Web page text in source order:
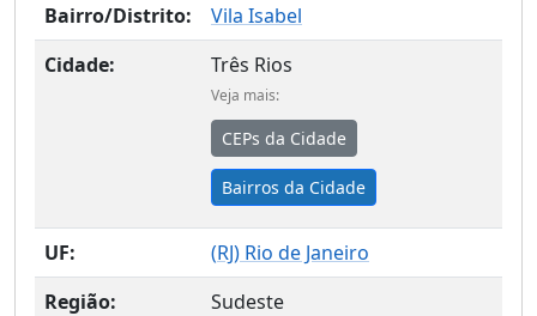
Bairro/Distrito:
Vila Isabel
Cidade:
Três Rios
Veja mais:
CEPs da Cidade
Bairros da Cidade
UF: (RJ) Rio de Janeiro
Região:
Sudeste